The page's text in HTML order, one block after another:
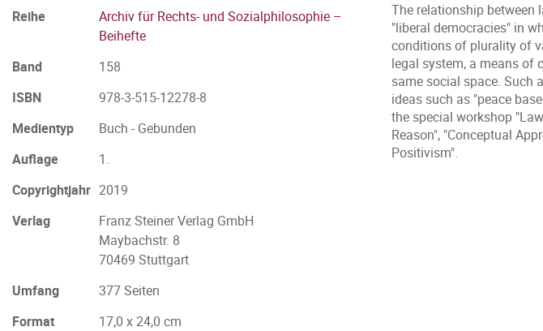
The relationship between
"liberal democracies" in
conditions of plurality of
legal system, a means of
same social space.
ideas such as "peace
the special workshop
Reason", "Conceptual
Positivism".
Reihe
Archiv für Rechts- und Sozialphilosophie –
Beihefte
Band
158
ISBN
978-3-515-12278-8
Medientyp
Buch - Gebunden
Auflage
1.
Copyrightjahr 2019
Verlag
Franz Steiner Verlag GmbH
Maybachstr. 8
70469 Stuttgart
Umfang
377 Seiten
Format
17,0 x 24,0 cm